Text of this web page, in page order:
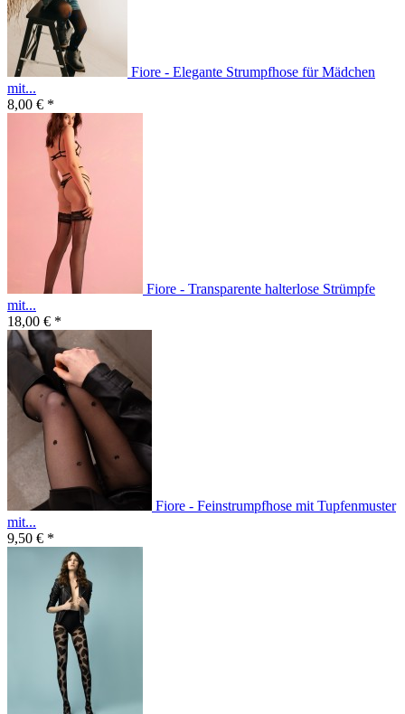
Fiore - Elegante Strumpfhose für Mädchen
mit...
8,00 € *
Fiore - Transparente halterlose Strümpfe
mit...
18,00 € *
Fiore - Feinstrumpfhose mit Tupfenmuster
mit...
9,50 € *